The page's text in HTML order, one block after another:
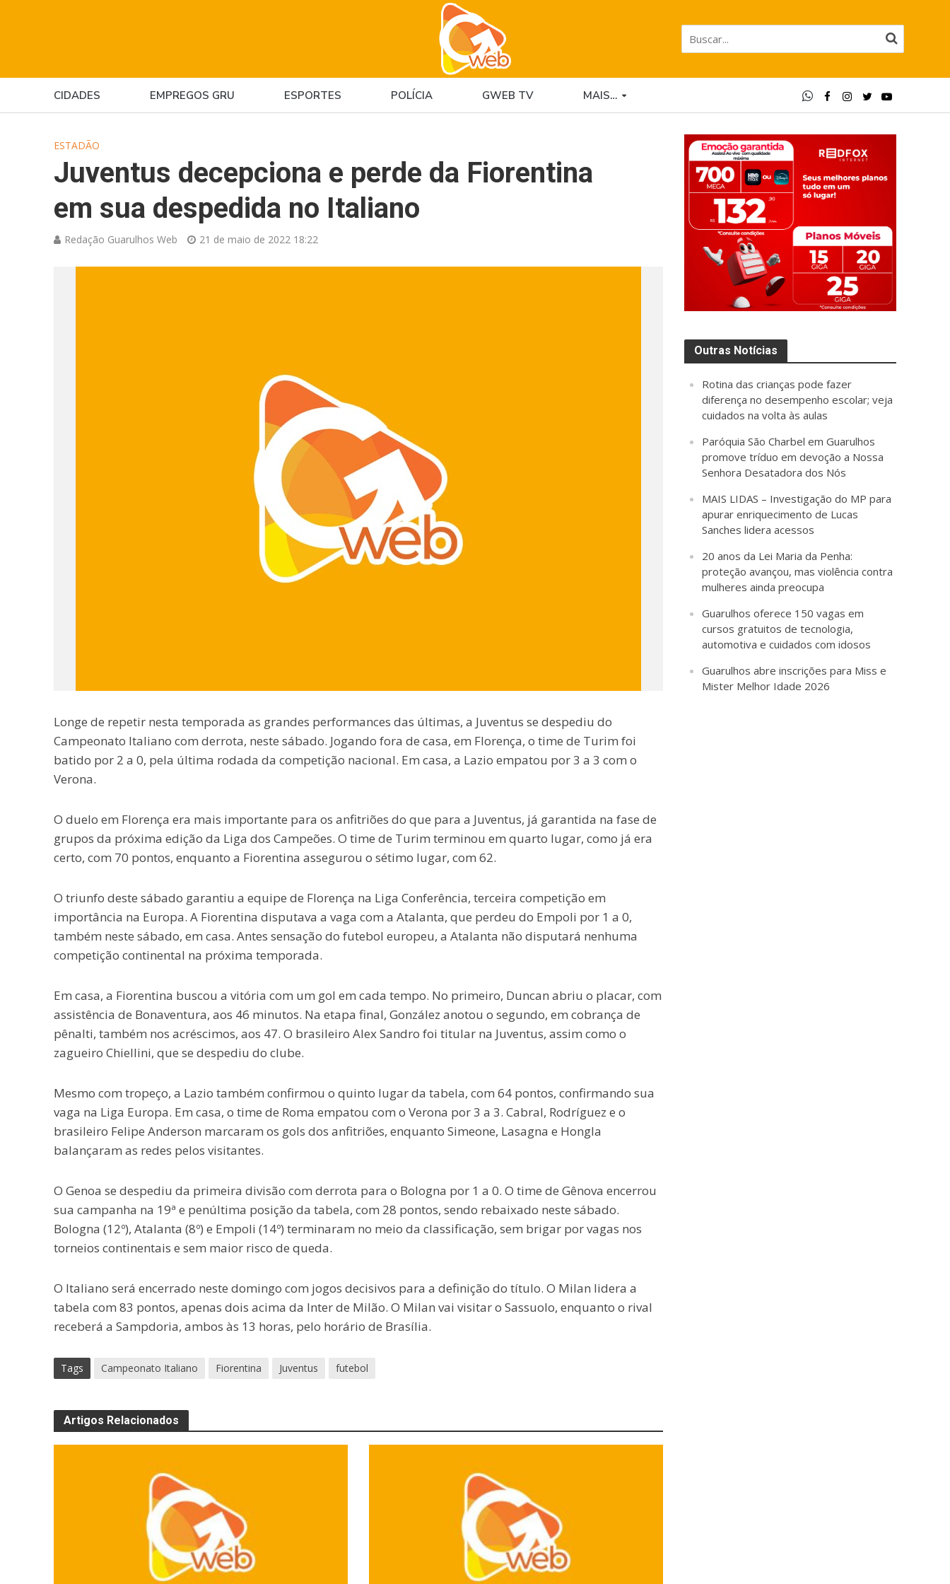
CIDADES EMPREGOS GRU ESPORTES POLÍCIA GWEB TV MAIS…
ESTADÃO
Juventus decepciona e perde da Fiorentina
em sua despedida no Italiano
Redação Guarulhos Web 21 de maio de 2022 18:22
Longe de repetir nesta temporada as grandes performances das últimas, a Juventus se despediu do
Campeonato Italiano com derrota, neste sábado. Jogando fora de casa, em Florença, o time de Turim foi
batido por 2 a 0, pela última rodada da competição nacional. Em casa, a Lazio empatou por 3 a 3 com o
Verona.
O duelo em Florença era mais importante para os anfitriões do que para a Juventus, já garantida na fase de
grupos da próxima edição da Liga dos Campeões. O time de Turim terminou em quarto lugar, como já era
certo, com 70 pontos, enquanto a Fiorentina assegurou o sétimo lugar, com 62.
O triunfo deste sábado garantiu a equipe de Florença na Liga Conferência, terceira competição em
importância na Europa. A Fiorentina disputava a vaga com a Atalanta, que perdeu do Empoli por 1 a 0,
também neste sábado, em casa. Antes sensação do futebol europeu, a Atalanta não disputará nenhuma
competição continental na próxima temporada.
Em casa, a Fiorentina buscou a vitória com um gol em cada tempo. No primeiro, Duncan abriu o placar, com
assistência de Bonaventura, aos 46 minutos. Na etapa final, González anotou o segundo, em cobrança de
pênalti, também nos acréscimos, aos 47. O brasileiro Alex Sandro foi titular na Juventus, assim como o
zagueiro Chiellini, que se despediu do clube.
Mesmo com tropeço, a Lazio também confirmou o quinto lugar da tabela, com 64 pontos, confirmando sua
vaga na Liga Europa. Em casa, o time de Roma empatou com o Verona por 3 a 3. Cabral, Rodríguez e o
brasileiro Felipe Anderson marcaram os gols dos anfitriões, enquanto Simeone, Lasagna e Hongla
balançaram as redes pelos visitantes.
O Genoa se despediu da primeira divisão com derrota para o Bologna por 1 a 0. O time de Gênova encerrou
sua campanha na 19ª e penúltima posição da tabela, com 28 pontos, sendo rebaixado neste sábado.
Bologna (12º), Atalanta (8º) e Empoli (14º) terminaram no meio da classificação, sem brigar por vagas nos
torneios continentais e sem maior risco de queda.
O Italiano será encerrado neste domingo com jogos decisivos para a definição do título. O Milan lidera a
tabela com 83 pontos, apenas dois acima da Inter de Milão. O Milan vai visitar o Sassuolo, enquanto o rival
receberá a Sampdoria, ambos às 13 horas, pelo horário de Brasília.
Tags Campeonato Italiano Fiorentina Juventus futebol
Artigos Relacionados
Outras Notícias
Rotina das crianças pode fazer
diferença no desempenho escolar; veja
cuidados na volta às aulas
Paróquia São Charbel em Guarulhos
promove tríduo em devoção a Nossa
Senhora Desatadora dos Nós
MAIS LIDAS – Investigação do MP para
apurar enriquecimento de Lucas
Sanches lidera acessos
20 anos da Lei Maria da Penha:
proteção avançou, mas violência contra
mulheres ainda preocupa
Guarulhos oferece 150 vagas em
cursos gratuitos de tecnologia,
automotiva e cuidados com idosos
Guarulhos abre inscrições para Miss e
Mister Melhor Idade 2026